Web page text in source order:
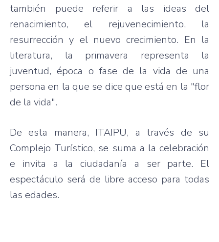
también puede referir a las ideas del
renacimiento, el rejuvenecimiento, la
resurrección y el nuevo crecimiento. En la
literatura, la primavera representa la
juventud, época o fase de la vida de una
persona en la que se dice que está en la "flor
de la vida".
De esta manera, ITAIPU, a través de su
Complejo Turístico, se suma a la celebración
e invita a la ciudadanía a ser parte. El
espectáculo será de libre acceso para todas
las edades.